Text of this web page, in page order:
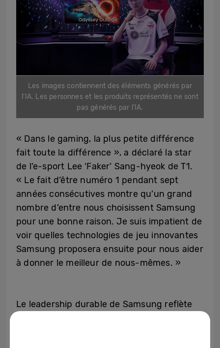
Les images contiennent des éléments générés par
l’IA. Les personnes et les produits représentés ne sont
pas générés par l’IA.
« Dans le gaming, la plus petite différence
fait toute la différence », a déclaré la star
de l’e-sport Lee ‘Faker’ Sang-hyeok de T1.
« Le fait d’être numéro 1 pendant sept
années consécutives montre qu’un grand
nombre d’entre nous choisissent Samsung
pour une bonne raison. Je suis impatient de
voir quelles technologies de jeu innovantes
Samsung proposera ensuite pour nous aider
à donner le meilleur de nous-mêmes. »
Le leadership durable de Samsung reflète